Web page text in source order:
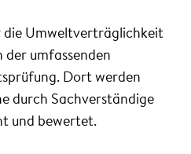
die Umweltverträglichkeit
umfassenden
Dort werden
durch Sachverständige
und bewertet.